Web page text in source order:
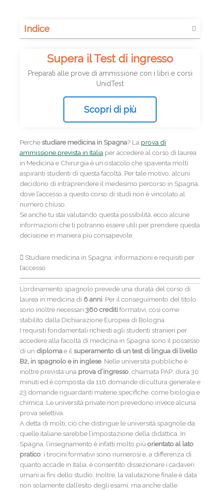
Indice
Supera il Test di ingresso
Preparati alle prove di ammissione con i libri e corsi
UnidTest
Scopri di più
Perchèstudiare medicina in Spagna? La prova di
ammissione prevista in Italia per accedere al corso di laurea
in Medicina e Chirurgia è un ostacolo che spaventa molti
aspiranti studenti di questa facoltà. Per tale motivo, alcuni
decidono di intraprendere il medesimo percorso in Spagna,
dove l’accesso a questo corso di studi non è vincolato al
numero chiuso.
Se anche tu stai valutando questa possibilità, ecco alcune
informazioni che ti potranno essere utili per prendere questa
decisione in maniera più consapevole.
Studiare medicina in Spagna: informazioni e requisiti per
l’accesso
L’ordinamento spagnolo prevede una durata del corso di
laurea in medicina di 6 anni. Per il conseguimento del titolo
sono inoltre necessari 360 creditiformativi, così come
stabilito dalla Dichiarazione Europea di Bologna.
I requisiti fondamentali richiesti agli studenti stranieri per
accedere alla facoltà di medicina in Spagna sono il possesso
di un diplomae ilsuperamento di un test di lingua di livello
B2, in spagnolo e in inglese. Nelle università pubbliche è
inoltre prevista una prova d’ingresso, chiamata PAP: dura 30
minuti ed è composta da 116 domande di cultura generale e
23 domande riguardanti materie specifiche, come biologia e
chimica. Le università private non prevedono invece alcuna
prova selettiva.
A detta di molti, ciò che distingue le università spagnole da
quelle italiane sarebbe l’impostazione della didattica. In
Spagna, l’insegnamento è infatti molto piùorientato al lato
pratico: i tirocini formativi sono numerosi e, a differenza di
quanto accade in Italia, è consentito dissezionare i cadaveri
umani ai fini dello studio. Inoltre, la valutazione finale è data
non solamente dall’esito degli esami, ma anche dalle